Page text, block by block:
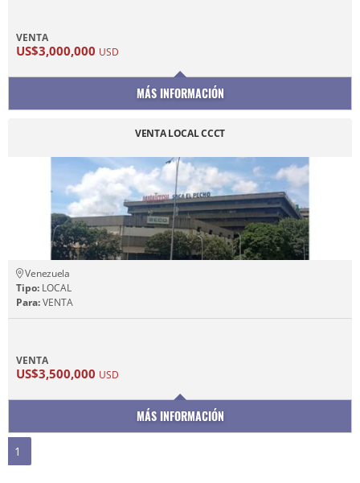
VENTA
US$3,000,000 USD
MÁS INFORMACIÓN
VENTA LOCAL CCCT
Venezuela
Tipo: LOCAL
Para:VENTA
VENTA
US$3,500,000 USD
MÁS INFORMACIÓN
1